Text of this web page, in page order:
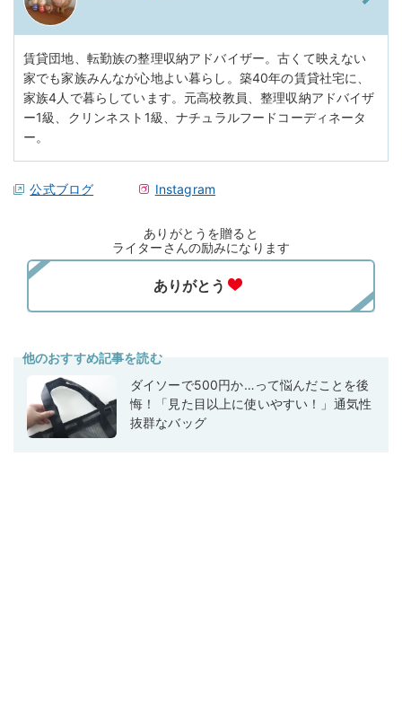
賃貸団地、転勤族の整理収納アドバイザー。古くて映えない
家でも家族みんなが心地よい暮らし。築40年の賃貸社宅に、
家族4人で暮らしています。元高校教員、整理収納アドバイザ
ー1級、クリンネスト1級、ナチュラルフードコーディネータ
ー。
公式ブログ Instagram
ありがとうを贈ると
ライターさんの励みになります
他のおすすめ記事を読む
ダイソーで500円か…って悩んだことを後
悔！「見た目以上に使いやすい！」通気性
抜群なバッグ